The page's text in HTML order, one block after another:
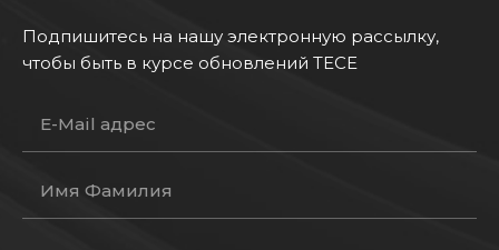
Подпишитесь на нашу электронную рассылку,
чтобы быть в курсе обновлений TECE